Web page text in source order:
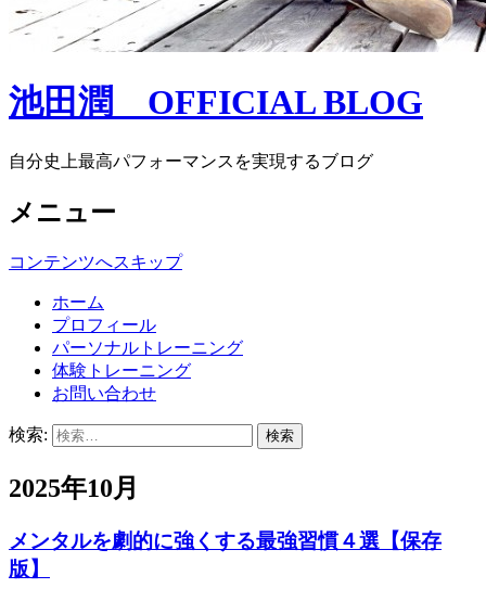
池田潤 OFFICIAL BLOG
自分史上最高パフォーマンスを実現するブログ
メニュー
コンテンツへスキップ
ホーム
プロフィール
パーソナルトレーニング
体験トレーニング
お問い合わせ
検索:
2025年10月
メンタルを劇的に強くする最強習慣４選【保存
版】